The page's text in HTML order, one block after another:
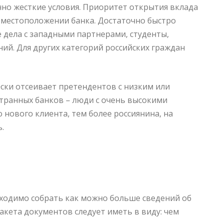
жесткие условия. Приоритет открытия вклада
банка. Достаточно быстро
с западными партнерами, студенты,
Для других категорий российских граждан
отсеивает претендентов с низким или
банков – люди с очень высокими
клиента, тем более россиянина, на
собрать как можно больше сведений об
документов следует иметь в виду: чем